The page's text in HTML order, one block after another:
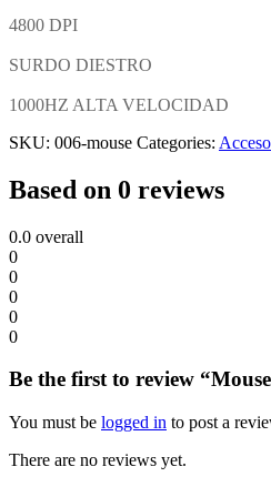
4800 DPI
SURDO DIESTRO
1000HZ ALTA VELOCIDAD
SKU: 006-mouse Categories:
Based on 0 reviews
0.0 overall
0
0
0
0
0
Be the first to review
You must be logged in to post a
There are no reviews yet.